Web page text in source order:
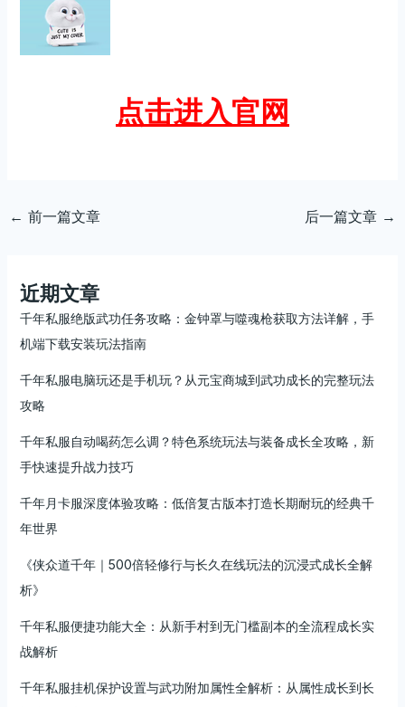
点击进入官网
← 前一篇文章 后一篇文章 →
近期文章
千年私服绝版武功任务攻略：金钟罩与噬魂枪获取方法详解，手
机端下载安装玩法指南
千年私服电脑玩还是手机玩？从元宝商城到武功成长的完整玩法
攻略
千年私服自动喝药怎么调？特色系统玩法与装备成长全攻略，新
手快速提升战力技巧
千年月卡服深度体验攻略：低倍复古版本打造长期耐玩的经典千
年世界
《侠众道千年｜500倍轻修行与长久在线玩法的沉浸式成长全解
析》
千年私服便捷功能大全：从新手村到无门槛副本的全流程成长实
战解析
千年私服挂机保护设置与武功附加属性全解析：从属性成长到长